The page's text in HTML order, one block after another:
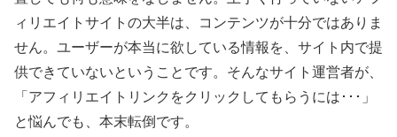
ィリエイトサイトの大半は、コンテンツが十分ではありま
せん。ユーザーが本当に欲している情報を、サイト内で提
供できていないということです。そんなサイト運営者が、
「アフィリエイトリンクをクリックしてもらうには･･･」
と悩んでも、本末転倒です。